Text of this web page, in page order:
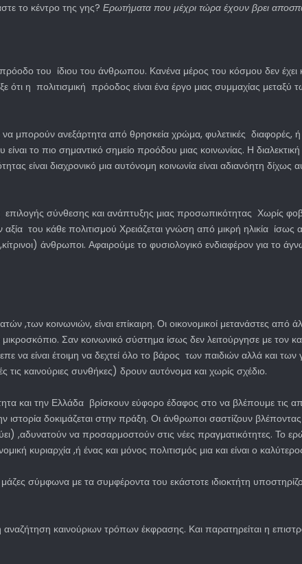
το κέντρο της γης? Ερωτήματα που μέχρι τώρα έχουν βρει
του ίδιου του άνθρωπου. Κανένα μέρος του κόσμου δεν
ότι η πολιτισμική πρόοδος είναι ένα έργο μιας συμμαχίας
μπορούν ανεξάρτητα από θρησκεία χρώμα, φυλετικές διαφορές, ή
το πιο σημαντικό σημείο προόδου μιας κοινωνίας. Η
είναι διαχρονικό μια αυτόνομη κοινωνία είναι αδιανόητη
επιλογής σύνθεσης και ανάπτυξης μιας προσωπικότητας Χωρίς
του κάθε πολιτισμού Χρειάζεται γνώση από μικρή ηλικία
άνθρωποι. Αφαιρούμε το φυσιολογικό ενδιαφέρον για το
,των κοινωνιών, είναι επίκαιρη. Οι οικονομικοί μετανάστες από
Σαν κοινωνικό σύστημα ίσως δεν λειτούργησε με
είναι έτοιμη να δεχτεί όλο το βάρος των παιδιών αλλά και
καινούριες συνθήκες) δρουν αυτόνομα και χωρίς σχέδιο.
και την Ελλάδα βρίσκουν εύφορο έδαφος στο να βλέπουμε τις
δοκιμάζεται στην πράξη. Οι άνθρωποι σαστίζουν βλέποντας
να προσαρμοστούν στις νέες πραγματικότητες. Το
κυριαρχία ,ή ένας και μόνος πολιτισμός μια και είναι ο
σύμφωνα με τα συμφέροντα του εκάστοτε ιδιοκτήτη
καινούριων τρόπων έκφρασης. Και παρατηρείται η